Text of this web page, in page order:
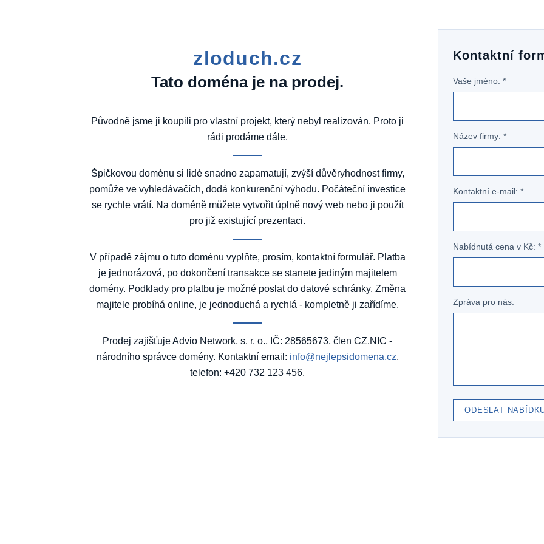
zloduch.cz
Tato doména je na prodej.
Původně jsme ji koupili pro vlastní projekt, který nebyl realizován. Proto ji
rádi prodáme dále.
Špičkovou doménu si lidé snadno zapamatují, zvýší důvěryhodnost firmy,
pomůže ve vyhledávačích, dodá konkurenční výhodu. Počáteční investice
se rychle vrátí. Na doméně můžete vytvořit úplně nový web nebo ji použít
pro již existující prezentaci.
V případě zájmu o tuto doménu vyplňte, prosím, kontaktní formulář. Platba
je jednorázová, po dokončení transakce se stanete jediným majitelem
domény. Podklady pro platbu je možné poslat do datové schránky. Změna
majitele probíhá online, je jednoduchá a rychlá - kompletně ji zařídíme.
Prodej zajišťuje Advio Network, s. r. o., IČ: 28565673, člen CZ.NIC -
národního správce domény. Kontaktní email: info@nejlepsidomena.cz,
telefon: +420 732 123 456.
Kontaktní
Vaše jméno: *
Název firmy: *
Kontaktní e-mail: *
Nabídnutá cena v Kč: *
Zpráva pro nás:
ODESLAT